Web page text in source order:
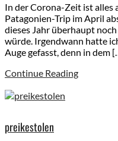
In der Corona-Zeit ist alles
Patagonien-Trip im April
dieses Jahr überhaupt
würde. Irgendwann hatte
Auge gefasst, denn in dem
Continue Reading
preikestolen